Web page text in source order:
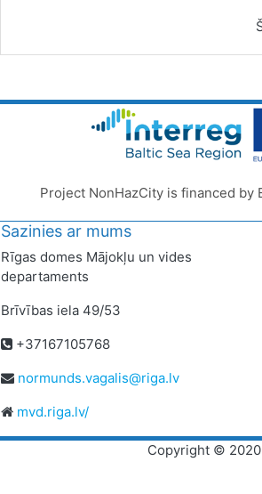
Project NonHazCity is financed by
Sazinies ar mums
Rīgas domes Mājokļu un vides
departaments
Brīvības iela 49/53
+37167105768
normunds.vagalis@riga.lv
mvd.riga.lv/
Copyright ©